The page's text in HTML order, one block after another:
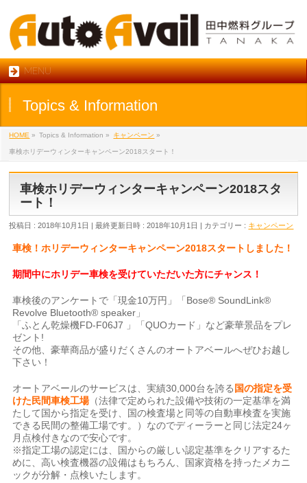
MENU
Topics & Information
HOME » Topics & Information » キャンペーン »
車検ホリデーウィンターキャンペーン2018スタート！
車検ホリデーウィンターキャンペーン2018スタ
ート！
投稿日 : 2018年10月1日 最終更新日時 : 2018年10月1日 カテゴリー : キャンペーン
車検！ホリデーウィンターキャンペーン2018スタートしました！
期間中にホリデー車検を受けていただいた方にチャンス！
車検後のアンケートで「現金10万円」「Bose® SoundLink®
Revolve Bluetooth® speaker」
「ふとん乾燥機FD-F06J7 」「QUOカード」など豪華景品をプレ
ゼント!
その他、豪華商品が盛りだくさんのオートアベールへぜひお越し
下さい！
オートアベールのサービスは、実績30,000台を誇る 国の指定を受
けた民間車検工場（法律で定められた設備や技術の一定基準を満
たして国から指定を受け、国の検査場と同等の自動車検査を実施
できる民間の整備工場です。）なのでディーラーと同じ法定24ヶ
月点検付きなので安心です。
※指定工場の認定には、国からの厳しい認定基準をクリアするた
めに、高い検査機器の設備はもちろん、国家資格を持ったメカニ
ックが分解・点検いたします。